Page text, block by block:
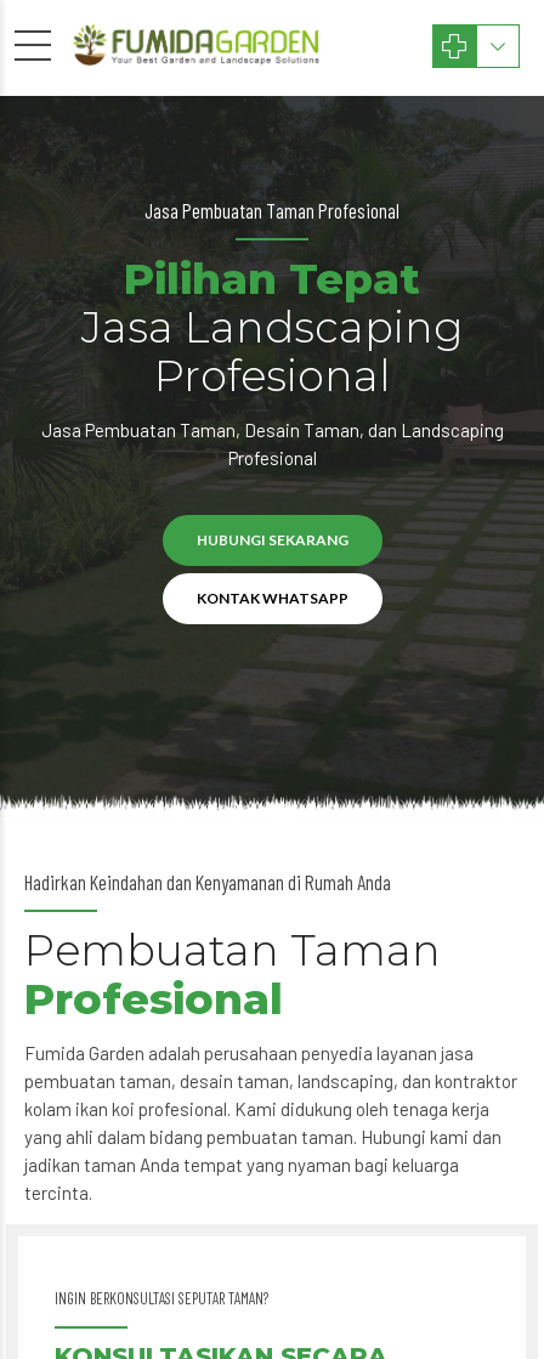
Jasa Pembuatan Taman Profesional
Pilihan Tepat
Jasa Landscaping
Profesional
Jasa Pembuatan Taman, Desain Taman, dan Landscaping
Profesional
HUBUNGI SEKARANG
KONTAK WHATSAPP
Hadirkan Keindahan dan Kenyamanan di Rumah Anda
Pembuatan Taman
Profesional
Fumida Garden adalah perusahaan penyedia layanan jasa
pembuatan taman, desain taman, landscaping, dan kontraktor
kolam ikan koi profesional. Kami didukung oleh tenaga kerja
yang ahli dalam bidang pembuatan taman. Hubungi kami dan
jadikan taman Anda tempat yang nyaman bagi keluarga
tercinta.
INGIN BERKONSULTASI SEPUTAR TAMAN?